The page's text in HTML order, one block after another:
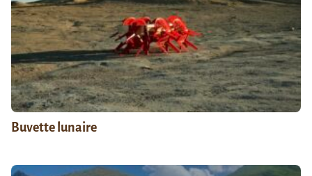
Buvette lunaire